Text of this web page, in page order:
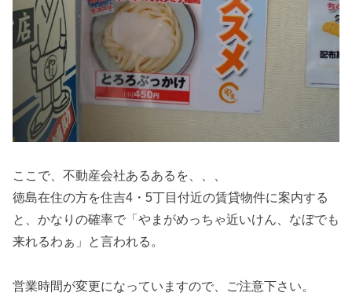
ここで、不動産会社あるあるを、、、
徳島在住の方を住吉4・5丁目付近の賃貸物件に案内する
と、かなりの確率で「やまがめっちゃ近いけん、なぼでも
来れるわぁ」と言われる。
営業時間が変更になっていますので、ご注意下さい。